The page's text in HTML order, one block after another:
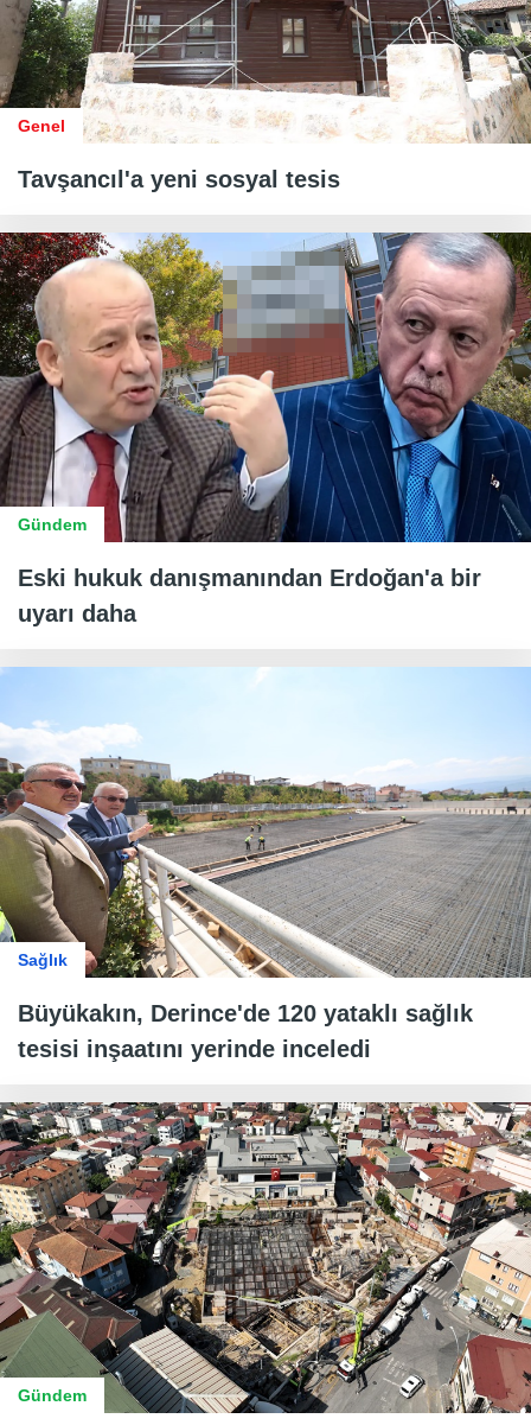
Genel
Tavşancıl'a yeni sosyal tesis
Gündem
Eski hukuk danışmanından Erdoğan'a bir
uyarı daha
Sağlık
Büyükakın, Derince'de 120 yataklı sağlık
tesisi inşaatını yerinde inceledi
Gündem